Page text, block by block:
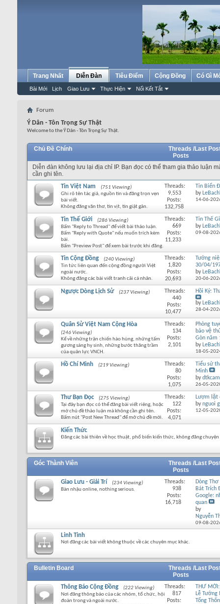
Trang Nhất Diễn Đàn
Bài Mới Lịch Giao Lưu Thực Hiện Nối Kết Tắt
Tiêu Điểm Cộng Đồng Có Gì
Forum
Ý Dân - Tôn Trọng Sự Thật
Welcome to the Ý Dân - Tôn Trọng Sự Thật.
Chủ Đề Chính
Threads /
Posts
Last
Diễn đàn không lưu lại địa chỉ IP. Bạn đọc có thể tham gia thảo luận
cần ghi tên.
Tin Việt Nam
(751 Viewing)
Ghi rõ tên tác giả, nguồn tin và đăng trọn vẹn
bài viết.
Không đăng văn thơ, tin vịt, tin giật gân.
Threads:
9,553
Posts:
132,758
Tin Biển
by
14-06-
Tin Thế Giới
(286 Viewing)
Bấm "Reply to Thread" để viết bài thảo luận.
Bấm "Reply with Quote" nếu muốn trích kèm
bài.
Bấm "Preview Post" để xem bài trước khi đăng.
Threads:
669
Posts:
11,233
Tin Thế
by
09-08-
Tin Cộng Đồng
(240 Viewing)
Tin tức liên quan đến cộng đồng người Việt
ngoài nước.
Không đăng các bài viết tranh cãi cá nhân.
Threads:
1,820
Posts:
20,693
Tưởng
30/04/
by
20-06-
Ngược Dòng Lịch Sử (237 Viewing)
Threads:
440
Posts:
10,477
Hồi Ký:
by
28-04-
Quân Sử Việt Nam Cộng Hòa
(246 Viewing)
Kể về những trận chiến hào hùng, những tấm
gương sáng hy sinh, những bước thăng trầm
của quân lực VNCH.
Threads:
134
Posts:
2,101
Phòng
bảo vệ
Gòn năm
by
18-05-
Hồ Chí Minh (219 Viewing)
Threads:
80
Posts:
1,075
Tiểu sử
Minh
by
26-05-
Thư Bạn Đọc
(275 Viewing)
Tại đây bạn đọc có thể đăng bài viết riêng, hoặc
mở chủ đề thảo luận mà không cần ghi tên.
Bấm nút "Post New Thread" để mở chủ đề mới.
Threads:
122
Posts:
4,071
Lượm lặt
bynguoi
12-05-
Kiến Thức
Đăng các bài thiên về học thuật, phổ biến kiến thức, không đăng
Góc Thành Viên
Threads /
Posts
Last
Giao Lưu - Giải Trí
(234 Viewing)
Bàn nhậu online, nothing serious.
Threads:
938
Posts:
16,718
Dòng Thơ
Bát Trích
Google:
quan
by
Nguyễn
09-08-
Linh Tinh
Nơi đăng các bài viết không thuộc về các chuyên mục khác.
Bulletin Board
Threads /
Posts
Last
Thông Báo Cộng Đồng
(222 Viewing)
Nơi đăng thông báo của các nhóm, tổ chức, hội
đoàn trong và ngoài nước.
Threads:
817
Posts:
THƯ
Lễ Tưởng
Tổng